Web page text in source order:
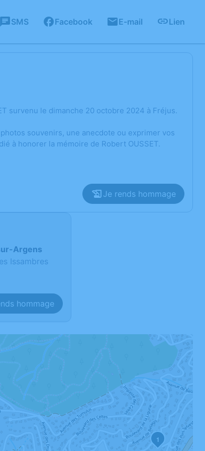
SMS Facebook E-mail Lien
survenu le dimanche 20 octobre 2024 à Fréjus.
souvenirs, une anecdote ou exprimer vos
à honorer la mémoire de Robert OUSSET.
Je rends hommage
Argens
Issambres
hommage
1